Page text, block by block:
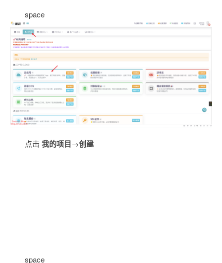
space
点击 我的项目→创建
space